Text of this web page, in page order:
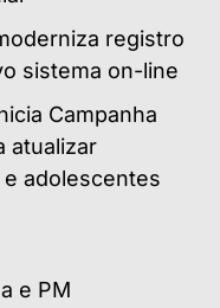
registro
sistema on-line
Campanha
atualizar
adolescentes
e PM